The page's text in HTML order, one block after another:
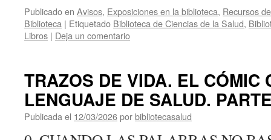
Publicado en Avisos, Exposiciones en la biblioteca, Recursos
Biblioteca | Etiquetado Biblioteca de Ciencias de la Salud,
Libros | Deja un comentario
TRAZOS DE VIDA. EL CÓMIC
LENGUAJE DE SALUD.
Publicada el 12/03/2026porbibliotecasalud